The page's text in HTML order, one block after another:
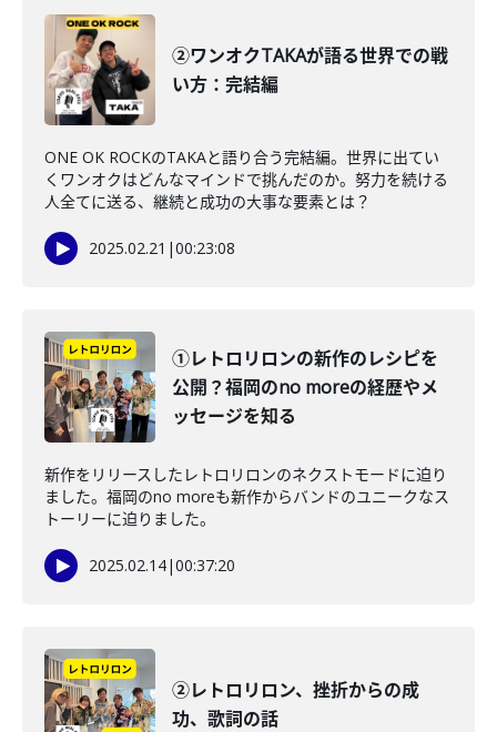
②ワンオクTAKAが語る世界での戦
い方：完結編
ONE OK ROCKのTAKAと語り合う完結編。世界に出てい
くワンオクはどんなマインドで挑んだのか。努力を続ける
人全てに送る、継続と成功の大事な要素とは？
2025.02.21 |00:23:08
①レトロリロンの新作のレシピを
公開？福岡のno moreの経歴やメ
ッセージを知る
新作をリリースしたレトロリロンのネクストモードに迫り
ました。福岡のno moreも新作からバンドのユニークなス
トーリーに迫りました。
2025.02.14|00:37:20
②レトロリロン、挫折からの成
功、歌詞の話